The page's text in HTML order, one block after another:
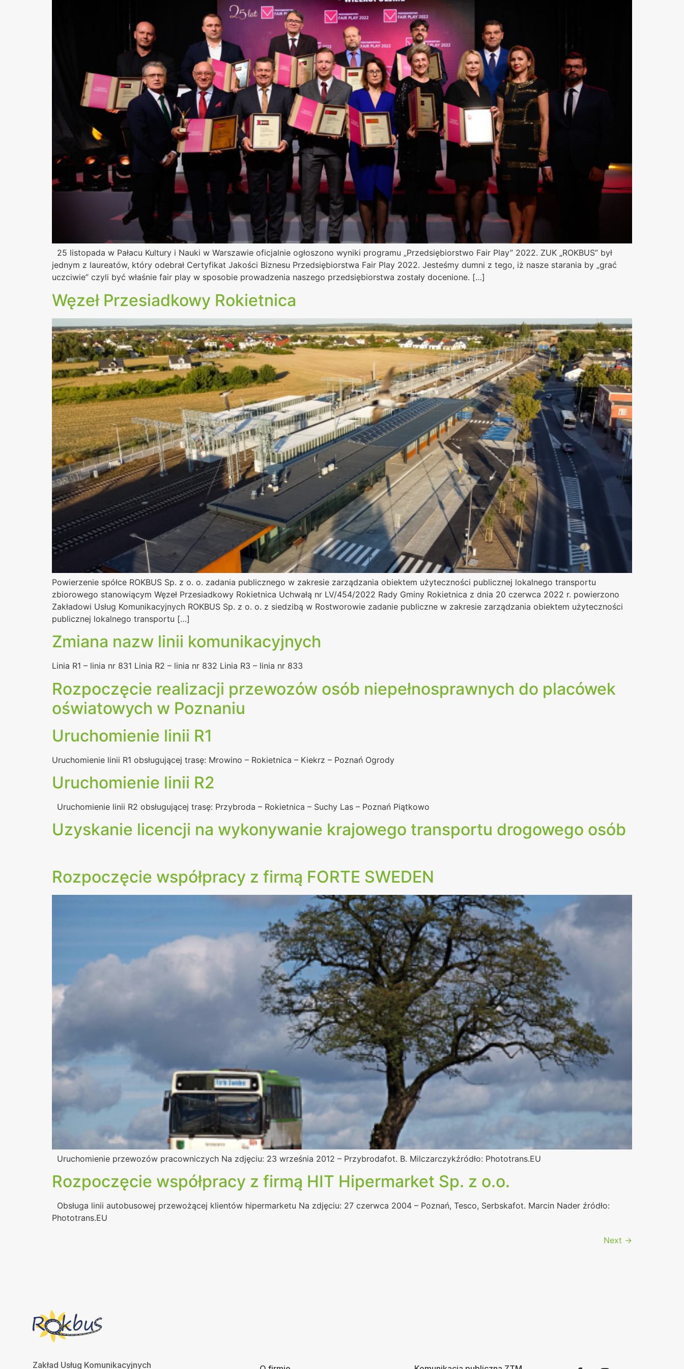
25 listopada w Pałacu Kultury i Nauki w Warszawie oficjalnie ogłoszono wyniki programu „Przedsiębiorstwo Fair Play” 2022. ZUK „ROKBUS” był
jednym z laureatów, który odebrał Certyfikat Jakości Biznesu Przedsiębiorstwa Fair Play 2022. Jesteśmy dumni z tego, iż nasze starania by „grać
uczciwie” czyli być właśnie fair play w sposobie prowadzenia naszego przedsiębiorstwa zostały docenione. […]
Węzeł Przesiadkowy Rokietnica
Powierzenie spółce ROKBUS Sp. z o. o. zadania publicznego w zakresie zarządzania obiektem użyteczności publicznej lokalnego transportu
zbiorowego stanowiącym Węzeł Przesiadkowy Rokietnica Uchwałą nr LV/454/2022 Rady Gminy Rokietnica z dnia 20 czerwca 2022 r. powierzono
Zakładowi Usług Komunikacyjnych ROKBUS Sp. z o. o. z siedzibą w Rostworowie zadanie publiczne w zakresie zarządzania obiektem użyteczności
publicznej lokalnego transportu […]
Zmiana nazw linii komunikacyjnych
Linia R1 – linia nr 831 Linia R2 – linia nr 832 Linia R3 – linia nr 833
Rozpoczęcie realizacji przewozów osób niepełnosprawnych do placówek
oświatowych w Poznaniu
Uruchomienie linii R1
Uruchomienie linii R1 obsługującej trasę: Mrowino – Rokietnica – Kiekrz – Poznań Ogrody
Uruchomienie linii R2
Uruchomienie linii R2 obsługującej trasę: Przybroda – Rokietnica – Suchy Las – Poznań Piątkowo
Uzyskanie licencji na wykonywanie krajowego transportu drogowego osób
Rozpoczęcie współpracy z firmą FORTE SWEDEN
Uruchomienie przewozów pracowniczych Na zdjęciu: 23 września 2012 – Przybrodafot. B. Milczarczykźródło: Phototrans.EU
Rozpoczęcie współpracy z firmą HIT Hipermarket Sp. z o.o.
Obsługa linii autobusowej przewożącej klientów hipermarketu Na zdjęciu: 27 czerwca 2004 – Poznań, Tesco, Serbskafot. Marcin Nader źródło:
Phototrans.EU
Next →
Zakład Usług Komunikacyjnych